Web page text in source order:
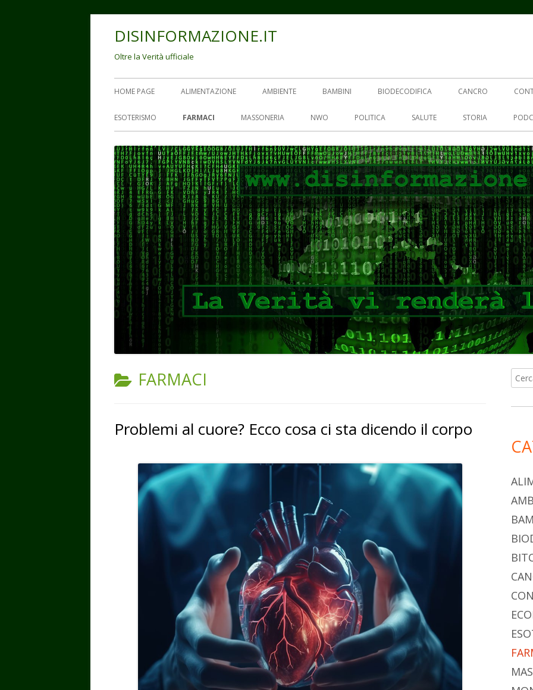
DISINFORMAZIONE.IT
Oltre la Verità ufficiale
Menu
principale
HOME PAGE ALIMENTAZIONE AMBIENTE BAMBINI BIODECODIFICA CANCRO
ESOTERISMO FARMACI MASSONERIA NWO POLITICA SALUTE STORIA
CATEGORIA:
FARMACI
Problemi al cuore? Ecco cosa ci sta dicendo il corpo
per: